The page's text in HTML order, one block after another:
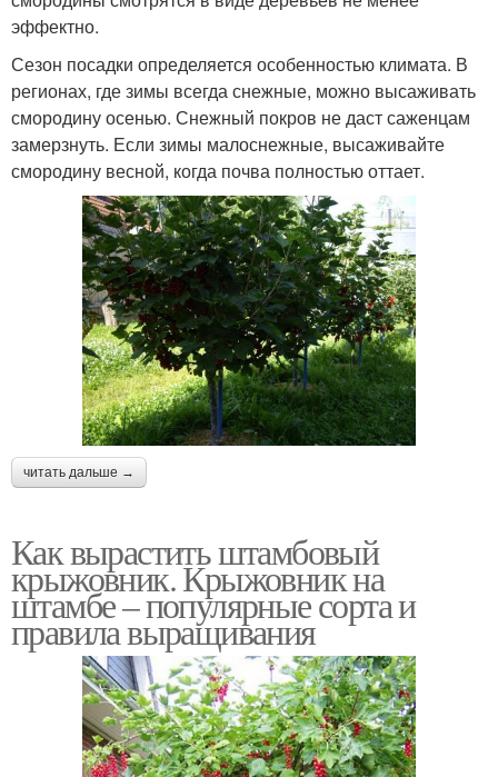
эффектно.
Сезон посадки определяется особенностью климата. В
регионах, где зимы всегда снежные, можно высаживать
смородину осенью. Снежный покров не даст саженцам
замерзнуть. Если зимы малоснежные, высаживайте
смородину весной, когда почва полностью оттает.
читать дальше →
Как вырастить штамбовый
крыжовник. Крыжовник на
штамбе – популярные сорта и
правила выращивания